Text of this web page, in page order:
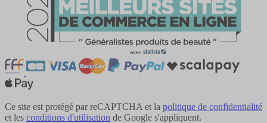
Ce site est protégé par reCAPTCHA et la politique de confidentialité
et les conditions d'utilisation de Google s'appliquent.